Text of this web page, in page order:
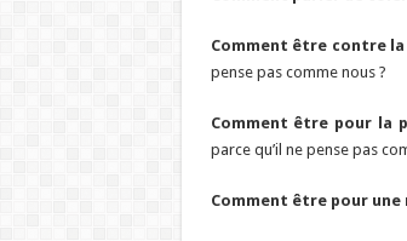
Comment être contre la
pense pas comme nous ?
Comment être pour la
parce qu’il ne pense pas
Comment être pour